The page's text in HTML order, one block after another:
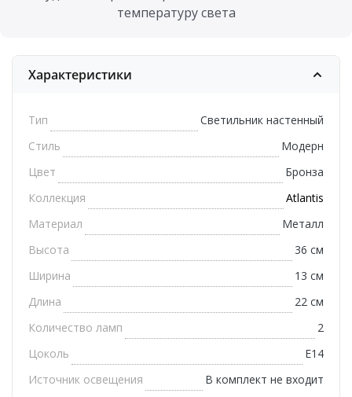
температуру света
Характеристики
Тип
Светильник настенный
Стиль
Модерн
Цвет
Бронза
Коллекция
Atlantis
Материал
Металл
Высота
36 см
Ширина
13 см
Длина
22 см
Количество ламп
2
Цоколь
E14
Источник освещения
В комплект не входит